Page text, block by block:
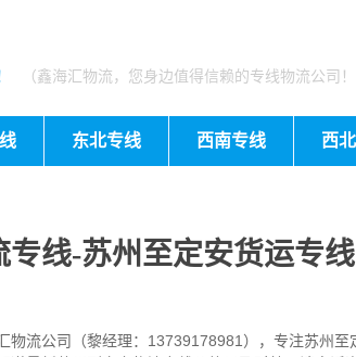
（鑫海汇物流，您身边值得信赖的专线物流公司！
东北专线 西南专线 西
专线-苏州至定安货运专线
物流公司（黎经理：13739178981），专注苏州至